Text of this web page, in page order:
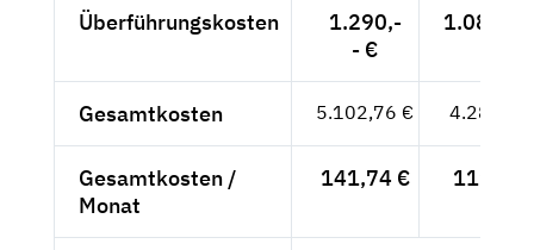
Überführungskosten
1.290,-
- €
Gesamtkosten 5.102,76 € 4.288,03
Gesamtkosten /
Monat
141,74 € 119,11